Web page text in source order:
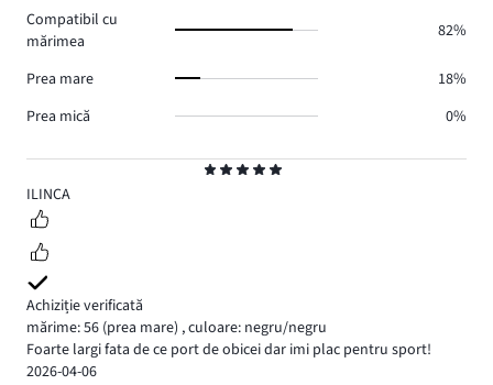
5
ILINCA
Achiziție verificată
mărime: 56 (prea mare) ,culoare: negru/negru
Foarte largi fata de ce port de obicei dar imi plac pentru sport!
2026-04-06
Compatibil cu
mărimea
82%
Prea mare
18%
Prea mică
0%